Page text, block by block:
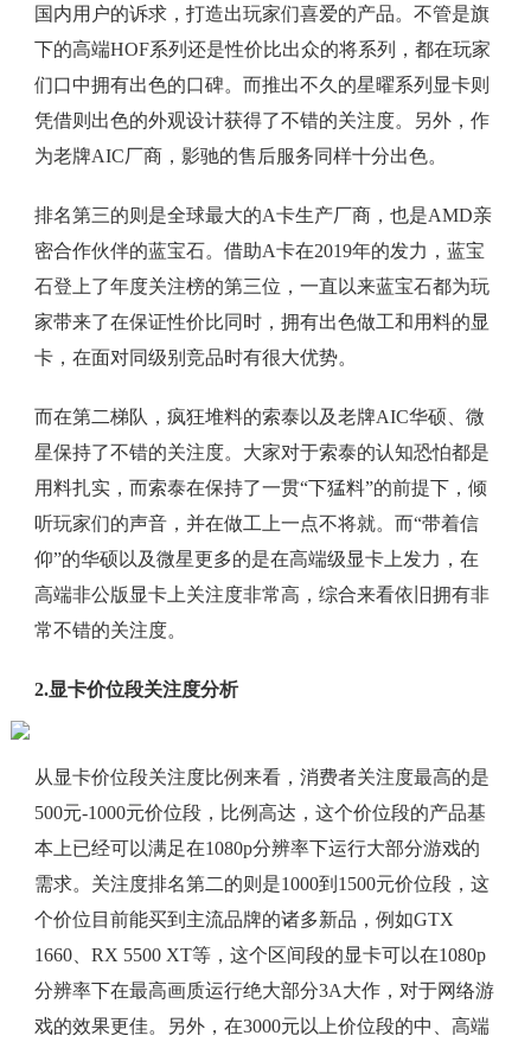
国内用户的诉求，打造出玩家们喜爱的产品。不管是旗
下的高端HOF系列还是性价比出众的将系列，都在玩家
们口中拥有出色的口碑。而推出不久的星曜系列显卡则
凭借则出色的外观设计获得了不错的关注度。另外，作
为老牌AIC厂商，影驰的售后服务同样十分出色。
排名第三的则是全球最大的A卡生产厂商，也是AMD亲
密合作伙伴的蓝宝石。借助A卡在2019年的发力，蓝宝
石登上了年度关注榜的第三位，一直以来蓝宝石都为玩
家带来了在保证性价比同时，拥有出色做工和用料的显
卡，在面对同级别竞品时有很大优势。
而在第二梯队，疯狂堆料的索泰以及老牌AIC华硕、微
星保持了不错的关注度。大家对于索泰的认知恐怕都是
用料扎实，而索泰在保持了一贯“下猛料”的前提下，倾
听玩家们的声音，并在做工上一点不将就。而“带着信
仰”的华硕以及微星更多的是在高端级显卡上发力，在
高端非公版显卡上关注度非常高，综合来看依旧拥有非
常不错的关注度。
2.显卡价位段关注度分析
从显卡价位段关注度比例来看，消费者关注度最高的是
500元-1000元价位段，比例高达，这个价位段的产品基
本上已经可以满足在1080p分辨率下运行大部分游戏的
需求。关注度排名第二的则是1000到1500元价位段，这
个价位目前能买到主流品牌的诸多新品，例如GTX
1660、RX 5500 XT等，这个区间段的显卡可以在1080p
分辨率下在最高画质运行绝大部分3A大作，对于网络游
戏的效果更佳。另外，在3000元以上价位段的中、高端